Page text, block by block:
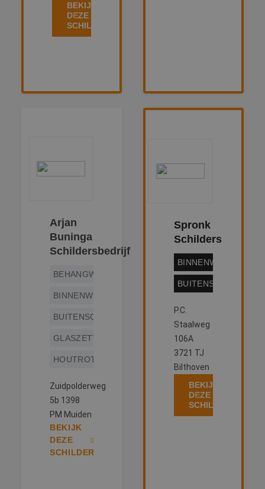
BEKIJK
DEZE
SCHILDER
Arjan
Buninga
Schildersbedrijf
BEHANGWERK
BINNENWERK
BUITENSCHILDERWERK
GLASZETTEN
HOUTROTREPARATIE
Zuidpolderweg
5b 1398
PM Muiden
BEKIJK
DEZE
SCHILDER
Spronk
Schilders
BINNENWERK
P.C.
Staalweg
106A
3721 TJ
Bilthoven
BEKIJK
DEZE
SCHILDER